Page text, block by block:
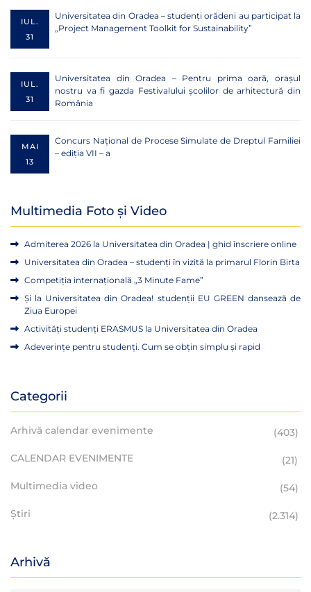
IUL.
31
Universitatea din Oradea – studenți orădeni au participat la
„Project Management Toolkit for Sustainability”
IUL.
31
Universitatea din Oradea – Pentru prima oară, orașul
nostru va fi gazda Festivalului școlilor de arhitectură din
România
MAI
13
Concurs Național de Procese Simulate de Dreptul Familiei
– ediția VII – a
Multimedia Foto și Video
Admiterea 2026 la Universitatea din Oradea | ghid înscriere online
Universitatea din Oradea – studenți în vizită la primarul Florin Birta
Competiția internațională „3 Minute Fame”
Și la Universitatea din Oradea! studenții EU GREEN dansează de
Ziua Europei
Activități studenți ERASMUS la Universitatea din Oradea
Adeverințe pentru studenți. Cum se obțin simplu și rapid
Categorii
Arhivă calendar evenimente (403)
CALENDAR EVENIMENTE (21)
Multimedia video (54)
Știri (2.314)
Arhivă